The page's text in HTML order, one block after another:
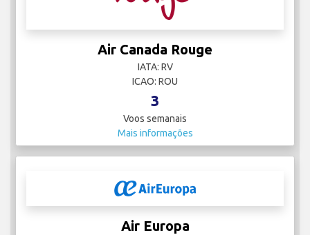
Air Canada Rouge
IATA: RV
ICAO: ROU
3
Voos semanais
Mais informações
Air Europa